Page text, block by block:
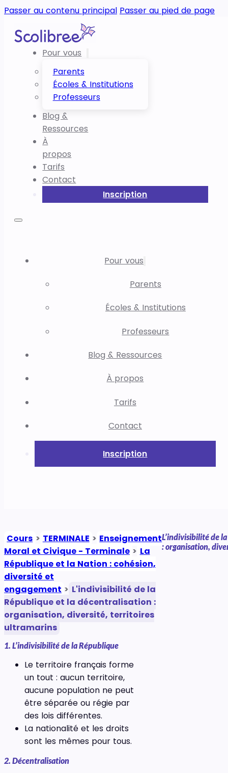
Passer au contenu principal Passer au pied de page
Pour vous
Parents
Écoles & Institutions
Professeurs
Blog &
Ressources
À
propos
Tarifs
Contact
Inscription
Pour vous
Parents
Écoles & Institutions
Professeurs
Blog & Ressources
À propos
Tarifs
Contact
Inscription
Cours > TERMINALE > Enseignement
Moral et Civique - Terminale > La
République et la Nation : cohésion,
diversité et
engagement > L'indivisibilité de la
République et la décentralisation :
organisation, diversité, territoires
ultramarins
L’indivisibilité de
: organisation,
1. L’indivisibilité de la République
Le territoire français forme
un tout : aucun territoire,
aucune population ne peut
être séparée ou régie par
des lois différentes.
La nationalité et les droits
sont les mêmes pour tous.
2. Décentralisation